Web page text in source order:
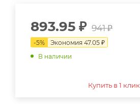
893.95 ₽ 941₽
-5% Экономия 47.05 ₽
В наличии
Купить в 1 клик